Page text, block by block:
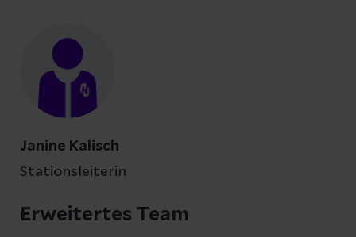
Janine Kalisch
Stationsleiterin
Erweitertes Team